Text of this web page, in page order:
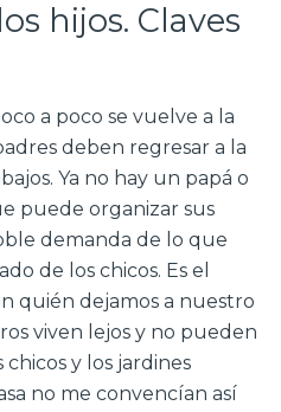
hijos. Claves
a poco se vuelve a la
deben regresar a la
Ya no hay un papá o
puede organizar sus
demanda de lo que
de los chicos. Es el
quién dejamos a nuestro
viven lejos y no pueden
y los jardines
no me convencían así